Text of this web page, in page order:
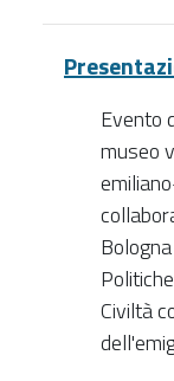
Evento
museo
Civiltà